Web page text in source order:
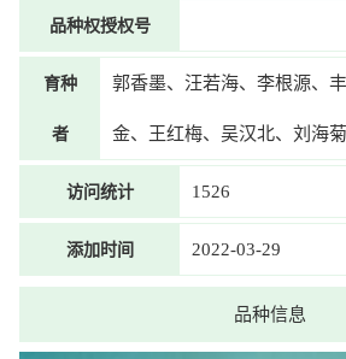
品种权授权号
育种
者
郭香墨、汪若海、李根源、
金、王红梅、吴汉北、刘海菊
访问统计 1526
添加时间 2022-03-29
品种信息